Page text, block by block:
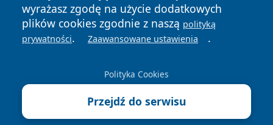
wyrażasz zgodę na użycie dodatkowych
plików cookies zgodnie z naszą polityką
prywatności. Zaawansowane ustawienia .
Polityka Cookies
Przejdź do serwisu